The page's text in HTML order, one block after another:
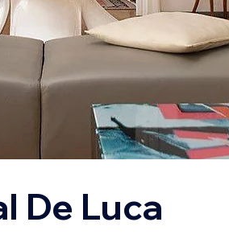
De Luca